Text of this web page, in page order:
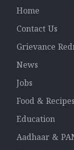
Home
Contact Us
Grievance
News
Jobs
Food & Recipes
Education
Aadhaar &